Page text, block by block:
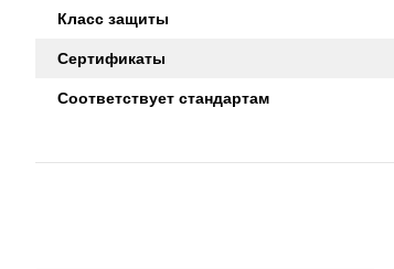
Класс защиты
Сертификаты
Соответствует стандартам